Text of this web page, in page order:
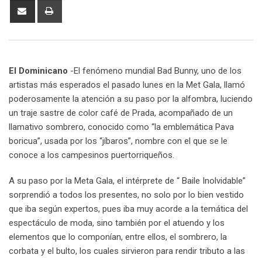
Share
El Dominicano -El fenómeno mundial Bad Bunny, uno de los
artistas más esperados el pasado lunes en la Met Gala, llamó
poderosamente la atención a su paso por la alfombra, luciendo
un traje sastre de color café de Prada, acompañado de un
llamativo sombrero, conocido como “la emblemática Pava
boricua”, usada por los “jíbaros”, nombre con el que se le
conoce a los campesinos puertorriqueños.
A su paso por la Meta Gala, el intérprete de “ Baile Inolvidable”
sorprendió a todos los presentes, no solo por lo bien vestido
que iba según expertos, pues iba muy acorde a la temática del
espectáculo de moda, sino también por el atuendo y los
elementos que lo componían, entre ellos, el sombrero, la
corbata y el bulto, los cuales sirvieron para rendir tributo a las